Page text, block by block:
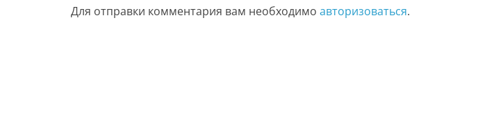
Для отправки комментария вам необходимо авторизоваться.